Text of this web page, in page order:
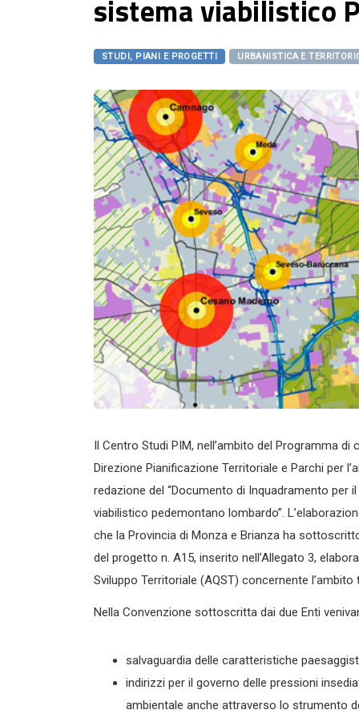
sistema viabilistico
STUDI, PIANI E PROGETTI URBANISTICA E
Il Centro Studi PIM, nell’ambito del Programma
Direzione Pianificazione Territoriale e Parchi per
redazione del “Documento di Inquadramento
viabilistico pedemontano lombardo”.
che la Provincia di Monza e Brianza ha
del progetto n. A15, inserito nell’Allegato 3,
Sviluppo Territoriale (AQST) concernente
Nella Convenzione sottoscritta dai due Enti
salvaguardia delle caratteristiche
indirizzi per il governo delle pressioni
ambientale anche attraverso lo strumento